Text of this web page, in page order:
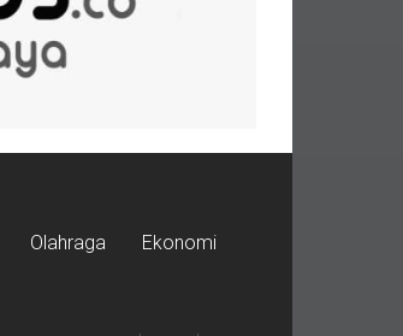
Olahraga Ekonomi